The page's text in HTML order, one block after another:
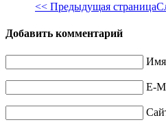
<< Предыдущая страница
Добавить комментарий
Имя
E-